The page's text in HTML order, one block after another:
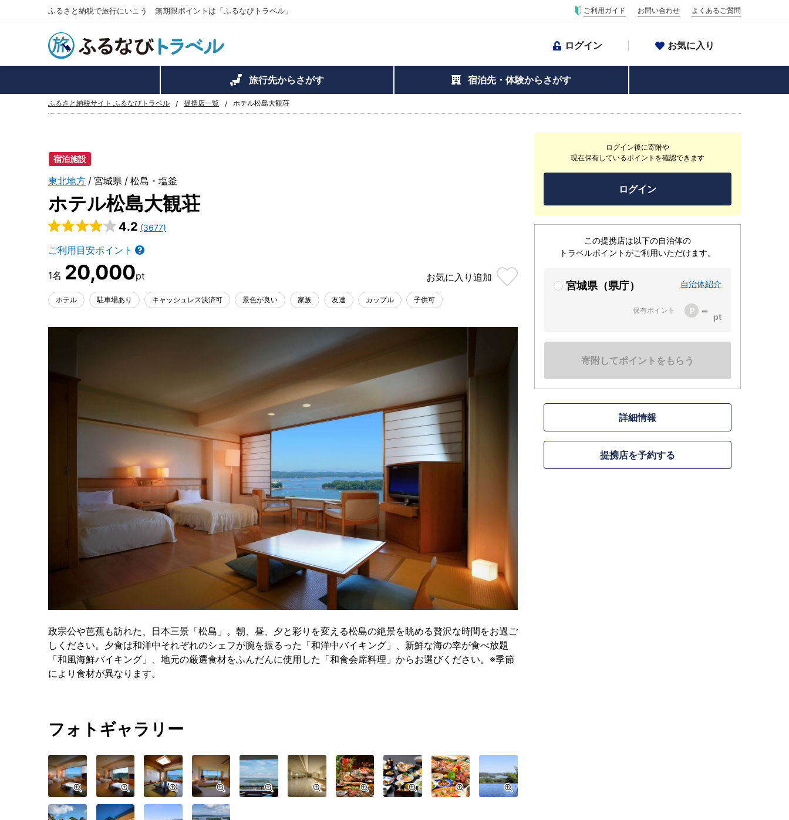
ふるさと納税で旅行にいこう 無期限ポイントは「ふるなびトラベル」 ご利用ガイド お問い合わせ よくあるご質問
ログイン お気に入り
旅行先からさがす 宿泊先・体験からさがす
ふるさと納税サイト ふるなびトラベル 提携店一覧 ホテル松島大観荘
宿泊施設
東北地方 宮城県 松島・塩釜
ホテル松島大観荘
4.2 (3677)
ご利用目安ポイント
20,000 お気に入り 追加
ホテル 駐車場あり キャッシュレス決済可 景色が良い 家族 友達 カップル 子供可
ログイン後に寄附や
現在保有しているポイントを確認できます
ログイン
この提携店は以下の自治体の
トラベルポイントがご利用いただけます。
宮城県（県庁） 自治体紹介
保有ポイント -
寄附してポイントをもらう
詳細情報
提携店を予約する
政宗公や芭蕉も訪れた、日本三景「松島」。朝、昼、夕と彩りを変える松島の絶景を眺める贅沢な時間をお過ご
しください。夕食は和洋中それぞれのシェフが腕を振るった「和洋中バイキング」、新鮮な海の幸が食べ放題
「和風海鮮バイキング」、地元の厳選食材をふんだんに使用した「和食会席料理」からお選びください。※季節
により食材が異なります。
フォトギャラリー